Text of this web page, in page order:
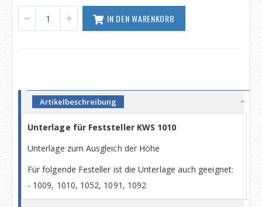
IN DEN WARENKORB
Artikelbeschreibung
Unterlage für Feststeller KWS 1010
Unterlage zum Ausgleich der Höhe
Für folgende Festeller ist die Unterlage auch geeignet:
- 1009, 1010, 1052, 1091, 1092